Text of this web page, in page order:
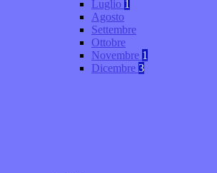
Luglio 1
Agosto
Settembre
Ottobre
Novembre 1
Dicembre 3